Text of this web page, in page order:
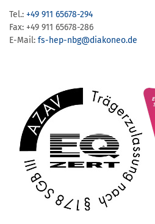
Tel.: +49 911 65678-294
Fax: +49 911 65678-286
E-Mail: fs-hep-nbg​@diakoneo.de